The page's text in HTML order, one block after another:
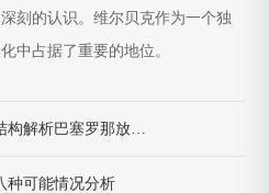
刻的认识。维尔贝克作为一个独
中占据了重要的地位。
种可能情况分析